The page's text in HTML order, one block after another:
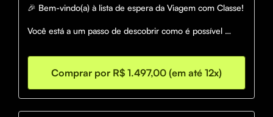
🎉 Bem-vindo(a) à lista de espera da Viagem com Classe!
Você está a um passo de descobrir como é possível
inteligência e estilo.
O que vem por aí não é um curso comum: é o passo a
passo prático que vai te mostrar, de forma simples, como
transformar seus pontos e milhas em viagens inesquecíve
Comprar por R$ 1.497,00 (em até 12x)